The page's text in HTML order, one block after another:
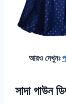
আরও দেখুনঃ
সাদা গাউন